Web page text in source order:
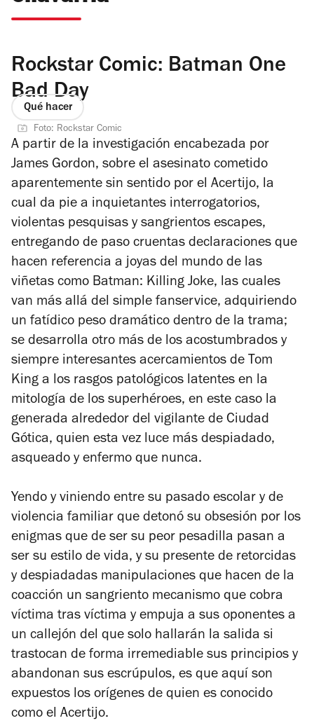
Rockstar Comic: Batman One
Bad Day
Qué hacer
Foto: Rockstar Comic
A partir de la investigación encabezada por
James Gordon, sobre el asesinato cometido
aparentemente sin sentido por el Acertijo, la
cual da pie a inquietantes interrogatorios,
violentas pesquisas y sangrientos escapes,
entregando de paso cruentas declaraciones que
hacen referencia a joyas del mundo de las
viñetas como Batman: Killing Joke, las cuales
van más allá del simple fanservice, adquiriendo
un fatídico peso dramático dentro de la trama;
se desarrolla otro más de los acostumbrados y
siempre interesantes acercamientos de Tom
King a los rasgos patológicos latentes en la
mitología de los superhéroes, en este caso la
generada alrededor del vigilante de Ciudad
Gótica, quien esta vez luce más despiadado,
asqueado y enfermo que nunca.
Yendo y viniendo entre su pasado escolar y de
violencia familiar que detonó su obsesión por los
enigmas que de ser su peor pesadilla pasan a
ser su estilo de vida, y su presente de retorcidas
y despiadadas manipulaciones que hacen de la
coacción un sangriento mecanismo que cobra
víctima tras víctima y empuja a sus oponentes a
un callejón del que solo hallarán la salida si
trastocan de forma irremediable sus principios y
abandonan sus escrúpulos, es que aquí son
expuestos los orígenes de quien es conocido
como el Acertijo.